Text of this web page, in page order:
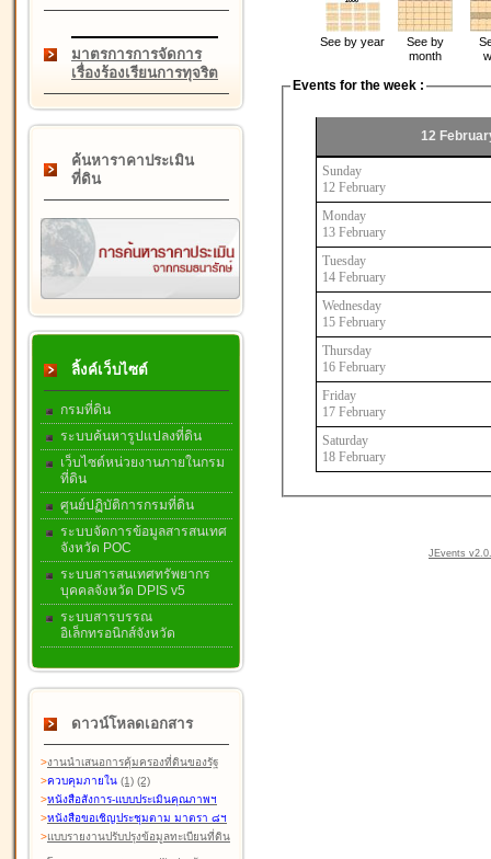
มาตรการการจัดการ
เรื่องร้องเรียนการทุจริต
ค้นหาราคาประเมิน
ที่ดิน
ลิ้งค์เว็บไซต์
กรมที่ดิน
ระบบค้นหารูปแปลงที่ดิน
เว็บไซต์หน่วยงานภายในกรม
ที่ดิน
ศูนย์ปฏิบัติการกรมที่ดิน
ระบบจัดการข้อมูลสารสนเทศ
จังหวัด POC
ระบบสารสนเทศทรัพยากร
บุคคลจังหวัด DPIS v5
ระบบสารบรรณ
อิเล็กทรอนิกส์จังหวัด
ดาวน์โหลดเอกสาร
>งานนำเสนอการคุ้มครองที่ดินของรัฐ
>ควบคุมภายใน (1) (2)
>หนังสือสังการ-แบบประเมินคุณภาพฯ
>หนังสือขอเชิญประชุมตาม มาตรา ๘ฯ
>แบบรายงานปรับปรุงข้อมูลทะเบียนที่ดิน
See by year
See by
month
Events for the week :
12
Sunday
12 February
Monday
13 February
Tuesday
14 February
Wednesday
15 February
Thursday
16 February
Friday
17 February
Saturday
18 February
JEvents